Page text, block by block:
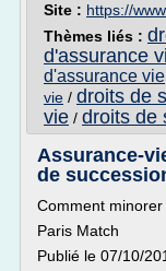
Site : https://
Thèmes liés :
d'assurance
d'assurance vie
vie / droits de
vie / droits de
Assurance-
de
Comment
Paris Match
Publié le 07/10/